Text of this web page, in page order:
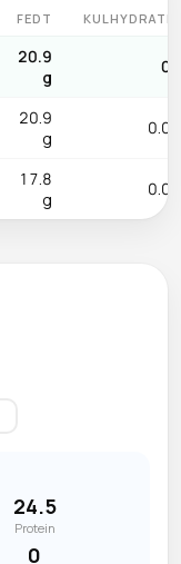
FEDT
20.9
g
0
20.9
g
0.0
17.8
g
0.0
24.5
Protein
0